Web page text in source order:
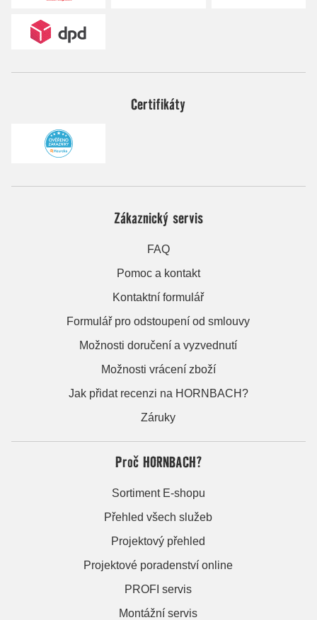
Certifikáty
Zákaznický servis
FAQ
Pomoc a kontakt
Kontaktní formulář
Formulář pro odstoupení od smlouvy
Možnosti doručení a vyzvednutí
Možnosti vrácení zboží
Jak přidat recenzi na HORNBACH?
Záruky
Proč HORNBACH?
Sortiment E-shopu
Přehled všech služeb
Projektový přehled
Projektové poradenství online
PROFI servis
Montážní servis